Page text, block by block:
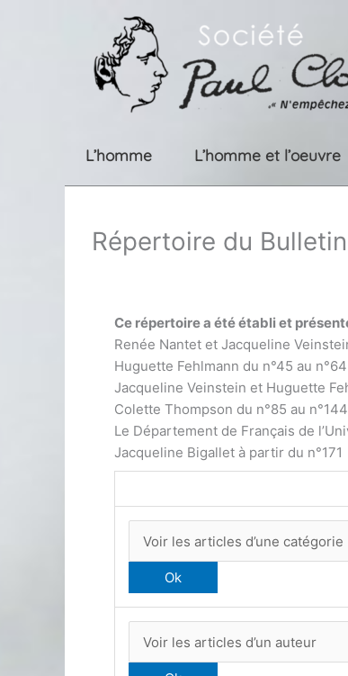
L’homme L’homme et l’oeuvre
Répertoire du
Ce répertoire a été établi et
Renée Nantet et Jacqueline
Huguette Fehlmann du n°45 au n°64
Jacqueline Veinstein et Huguette
Colette Thompson du n°85 au n°144
Le Département de Français de
Jacqueline Bigallet à partir du n°171